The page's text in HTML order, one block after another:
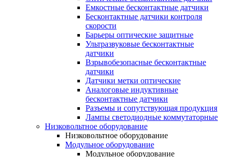
Емкостные бесконтактные датчики
Бесконтактные датчики контроля
скорости
Барьеры оптические защитные
Ультразвуковые бесконтактные
датчики
Взрывобезопасные бесконтактные
датчики
Датчики метки оптические
Аналоговые индуктивные
бесконтактные датчики
Разъемы и сопутствующая продукция
Лампы светодиодные коммутаторные
Низковольтное оборудование
Низковольтное оборудование
Модульное оборудование
Модульное оборудование